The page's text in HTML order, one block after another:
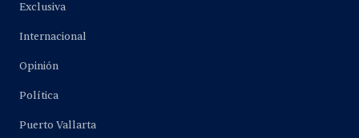
Exclusiva
Internacional
Opinión
Política
Puerto Vallarta